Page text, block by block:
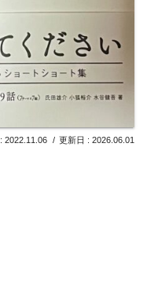
2022.11.06 2026.06.01